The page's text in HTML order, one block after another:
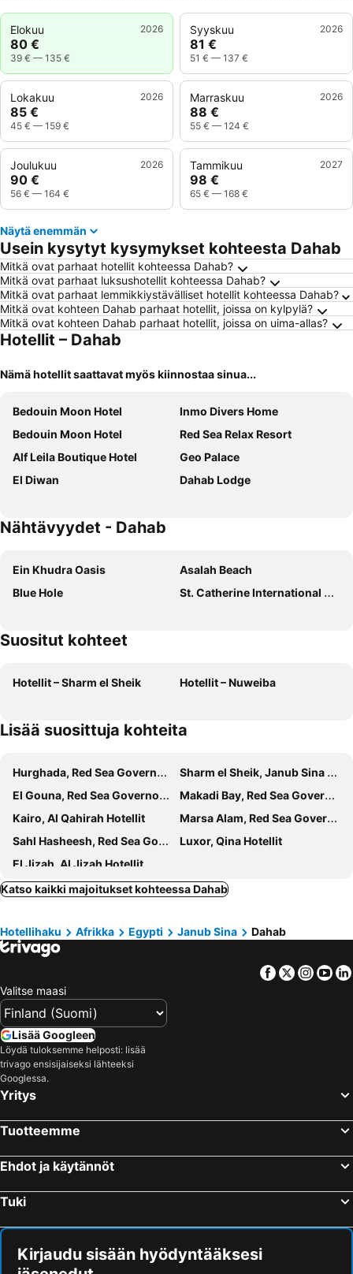
Elokuu 2026
80 €
39 € — 135 €
Syyskuu 2026
81 €
51 € — 137 €
Lokakuu 2026
85 €
45 € — 159 €
Marraskuu 2026
88 €
55 € — 124 €
Joulukuu 2026
90 €
56 € — 164 €
Tammikuu 2027
98 €
65 € — 168 €
Näytä enemmän
Usein kysytyt kysymykset kohteesta Dahab
Mitkä ovat parhaat hotellit kohteessa Dahab?
Mitkä ovat parhaat luksushotellit kohteessa Dahab?
Mitkä ovat parhaat lemmikkiystävälliset hotellit kohteessa Dahab?
Mitkä ovat kohteen Dahab parhaat hotellit, joissa on kylpylä?
Mitkä ovat kohteen Dahab parhaat hotellit, joissa on uima-allas?
Hotellit – Dahab
Nämä hotellit saattavat myös kiinnostaa sinua...
Bedouin Moon Hotel
Inmo Divers Home
Bedouin Moon Hotel
Red Sea Relax Resort
Alf Leila Boutique Hotel
Geo Palace
El Diwan
Dahab Lodge
Nähtävyydet - Dahab
Ein Khudra Oasis
Asalah Beach
Blue Hole
St. Catherine International Airport
Suositut kohteet
Hotellit – Sharm el Sheik Hotellit – Nuweiba
Lisää suosittuja kohteita
Hurghada, Red Sea Governorate Hotellit
Sharm el Sheik, Janub Sina Hotellit
El Gouna, Red Sea Governorate Hotellit
Makadi Bay, Red Sea Governorate Hotellit
Kairo, Al Qahirah Hotellit
Marsa Alam, Red Sea Governorate Hotellit
Sahl Hasheesh, Red Sea Governorate Hotellit
Luxor, Qina Hotellit
El Jizah, Al Jizah Hotellit
Katso kaikki majoitukset kohteessa Dahab
Hotellihaku Afrikka Egypti Janub Sina Dahab
Facebook
Twitter
Valitse maasi
Lisää Googleen
Löydä tuloksemme helposti: lisää
trivago ensisijaiseksi lähteeksi
Googlessa.
Yritys
Tuotteemme
Ehdot ja käytännöt
Tuki
Kirjaudu sisään hyödyntääksesi